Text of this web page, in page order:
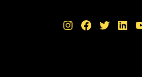
Instagram Facebook Twitter LinkedIn YouTube